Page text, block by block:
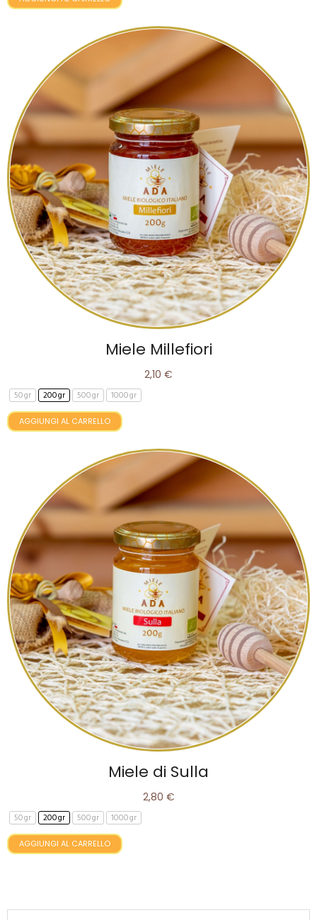
Miele Millefiori
2,10 €
50gr
200gr 500gr 1000gr
AGGIUNGI AL CARRELLO
Miele di Sulla
2,80 €
50gr
200gr 500gr 1000gr
AGGIUNGI AL CARRELLO